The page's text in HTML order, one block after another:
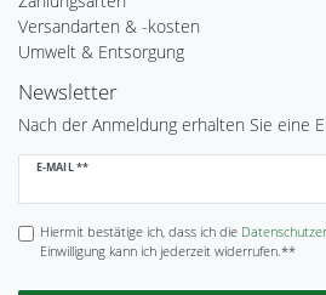
Versandarten & -kosten
Umwelt & Entsorgung
Newsletter
Nach der Anmeldung erhalten Sie eine
E-MAIL **
Newsletter
Hiermit bestätige ich, dass ich die
Einwilligung kann ich jederzeit widerrufen.**